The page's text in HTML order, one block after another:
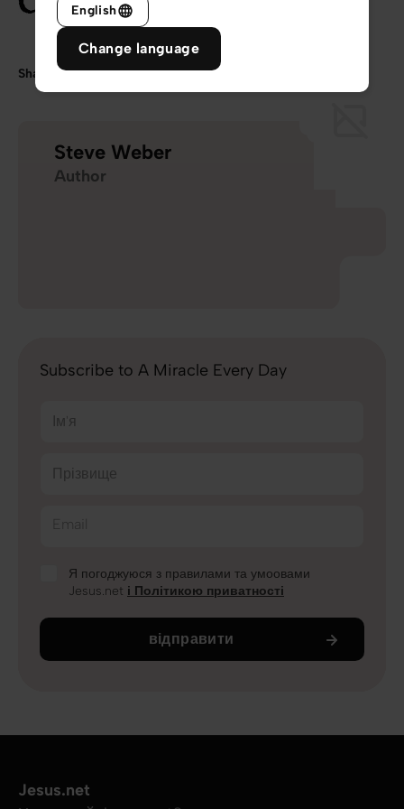
Share
Steve Weber
Author
Subscribe to A Miracle Every Day
Ім'я
Прізвище
Email
Я погоджуюся з правилами та умоовами
Jesus.net і Політикою приватності
відправити
Jesus.net
English
Change language